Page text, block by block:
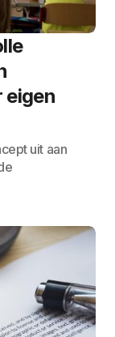
eigen
uit aan